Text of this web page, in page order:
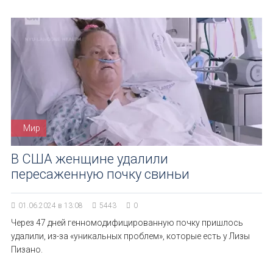
Мир
В США женщине удалили
пересаженную почку свиньи
01.06.2024 в 13:08 5443 0
Через 47 дней генномодифицированную почку пришлось
удалили, из-за «уникальных проблем», которые есть у Лизы
Пизано.